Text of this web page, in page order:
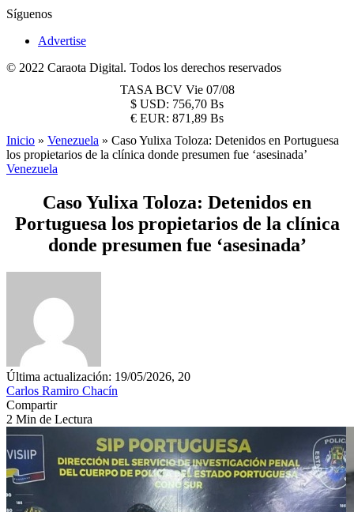
Síguenos
Advertise
© 2022 Caraota Digital. Todos los derechos reservados
TASA BCV Vie 07/08
$ USD: 756,70 Bs
€ EUR: 871,89 Bs
Inicio » Venezuela » Caso Yulixa Toloza: Detenidos en Portuguesa
los propietarios de la clínica donde presumen fue ‘asesinada’
Venezuela
Caso Yulixa Toloza: Detenidos en
Portuguesa los propietarios de la clínica
donde presumen fue ‘asesinada’
Última actualización: 19/05/2026, 20
Carlos Ramiro Chacín
Compartir
2 Min de Lectura